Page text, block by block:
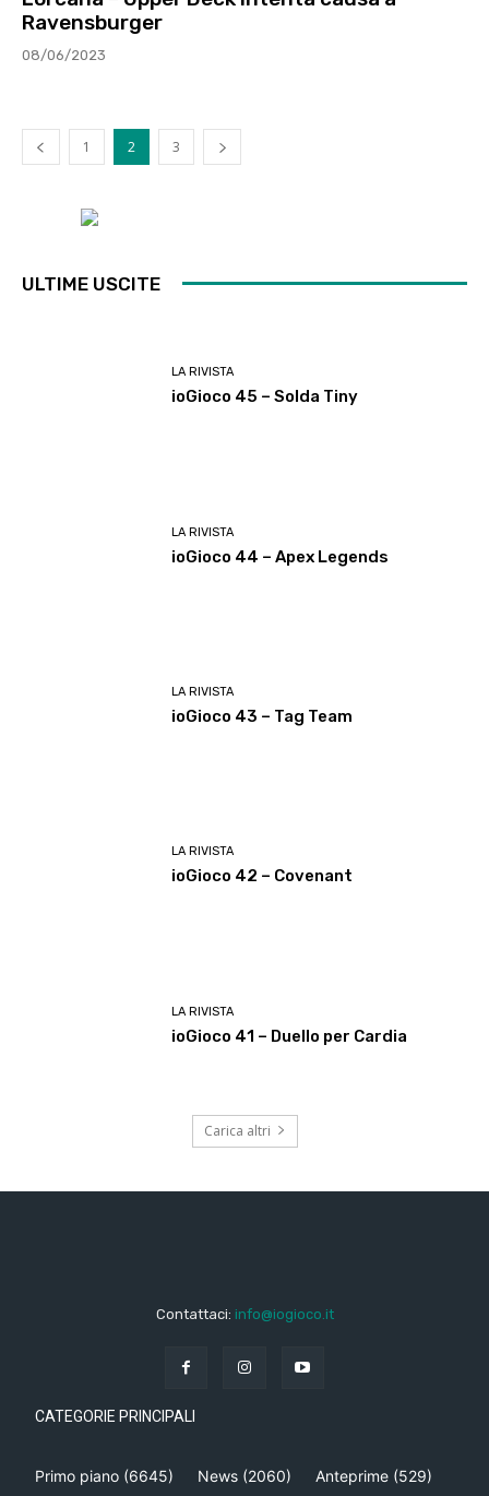
Ravensburger
08/06/2023
1 2 3
ULTIME USCITE
LA RIVISTA
ioGioco 45 – Solda Tiny
LA RIVISTA
ioGioco 44 – Apex Legends
LA RIVISTA
ioGioco 43 – Tag Team
LA RIVISTA
ioGioco 42 – Covenant
LA RIVISTA
ioGioco 41 – Duello per Cardia
Carica altri
Contattaci: info@iogioco.it
CATEGORIE PRINCIPALI
Primo piano (6645) News (2060) Anteprime (529)